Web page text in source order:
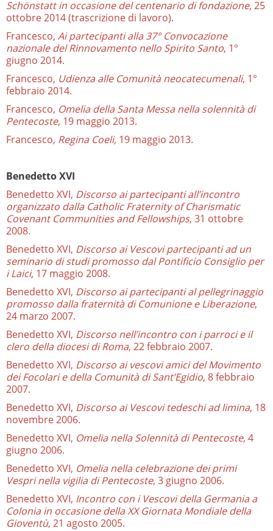
Schönstatt in occasione del centenario di fondazione, 25
ottobre 2014 (trascrizione di lavoro).
Francesco, Ai partecipanti alla 37° Convocazione
nazionale del Rinnovamento nello Spirito Santo, 1°
giugno 2014.
Francesco, Udienza alle Comunità neocatecumenali, 1°
febbraio 2014.
Francesco, Omelia della Santa Messa nella solennità di
Pentecoste, 19 maggio 2013.
Francesco, Regina Coeli, 19 maggio 2013.
Benedetto XVI
Benedetto XVI, Discorso ai partecipanti all’incontro
organizzato dalla Catholic Fraternity of Charismatic
Covenant Communities and Fellowships, 31 ottobre
2008.
Benedetto XVI, Discorso ai Vescovi partecipanti ad un
seminario di studi promosso dal Pontificio Consiglio per
i Laici, 17 maggio 2008.
Benedetto XVI, Discorso ai partecipanti al pellegrinaggio
promosso dalla fraternità di Comunione e Liberazione,
24 marzo 2007.
Benedetto XVI, Discorso nell’incontro con i parroci e il
clero della diocesi di Roma, 22 febbraio 2007.
Benedetto XVI, Discorso ai vescovi amici del Movimento
dei Focolari e della Comunità di Sant’Egidio, 8 febbraio
2007.
Benedetto XVI, Discorso ai Vescovi tedeschi ad limina, 18
novembre 2006.
Benedetto XVI, Omelia nella Solennità di Pentecoste, 4
giugno 2006.
Benedetto XVI, Omelia nella celebrazione dei primi
Vespri nella vigilia di Pentecoste, 3 giugno 2006.
Benedetto XVI, Incontro con i Vescovi della Germania a
Colonia in occasione della XX Giornata Mondiale della
Gioventù, 21 agosto 2005.